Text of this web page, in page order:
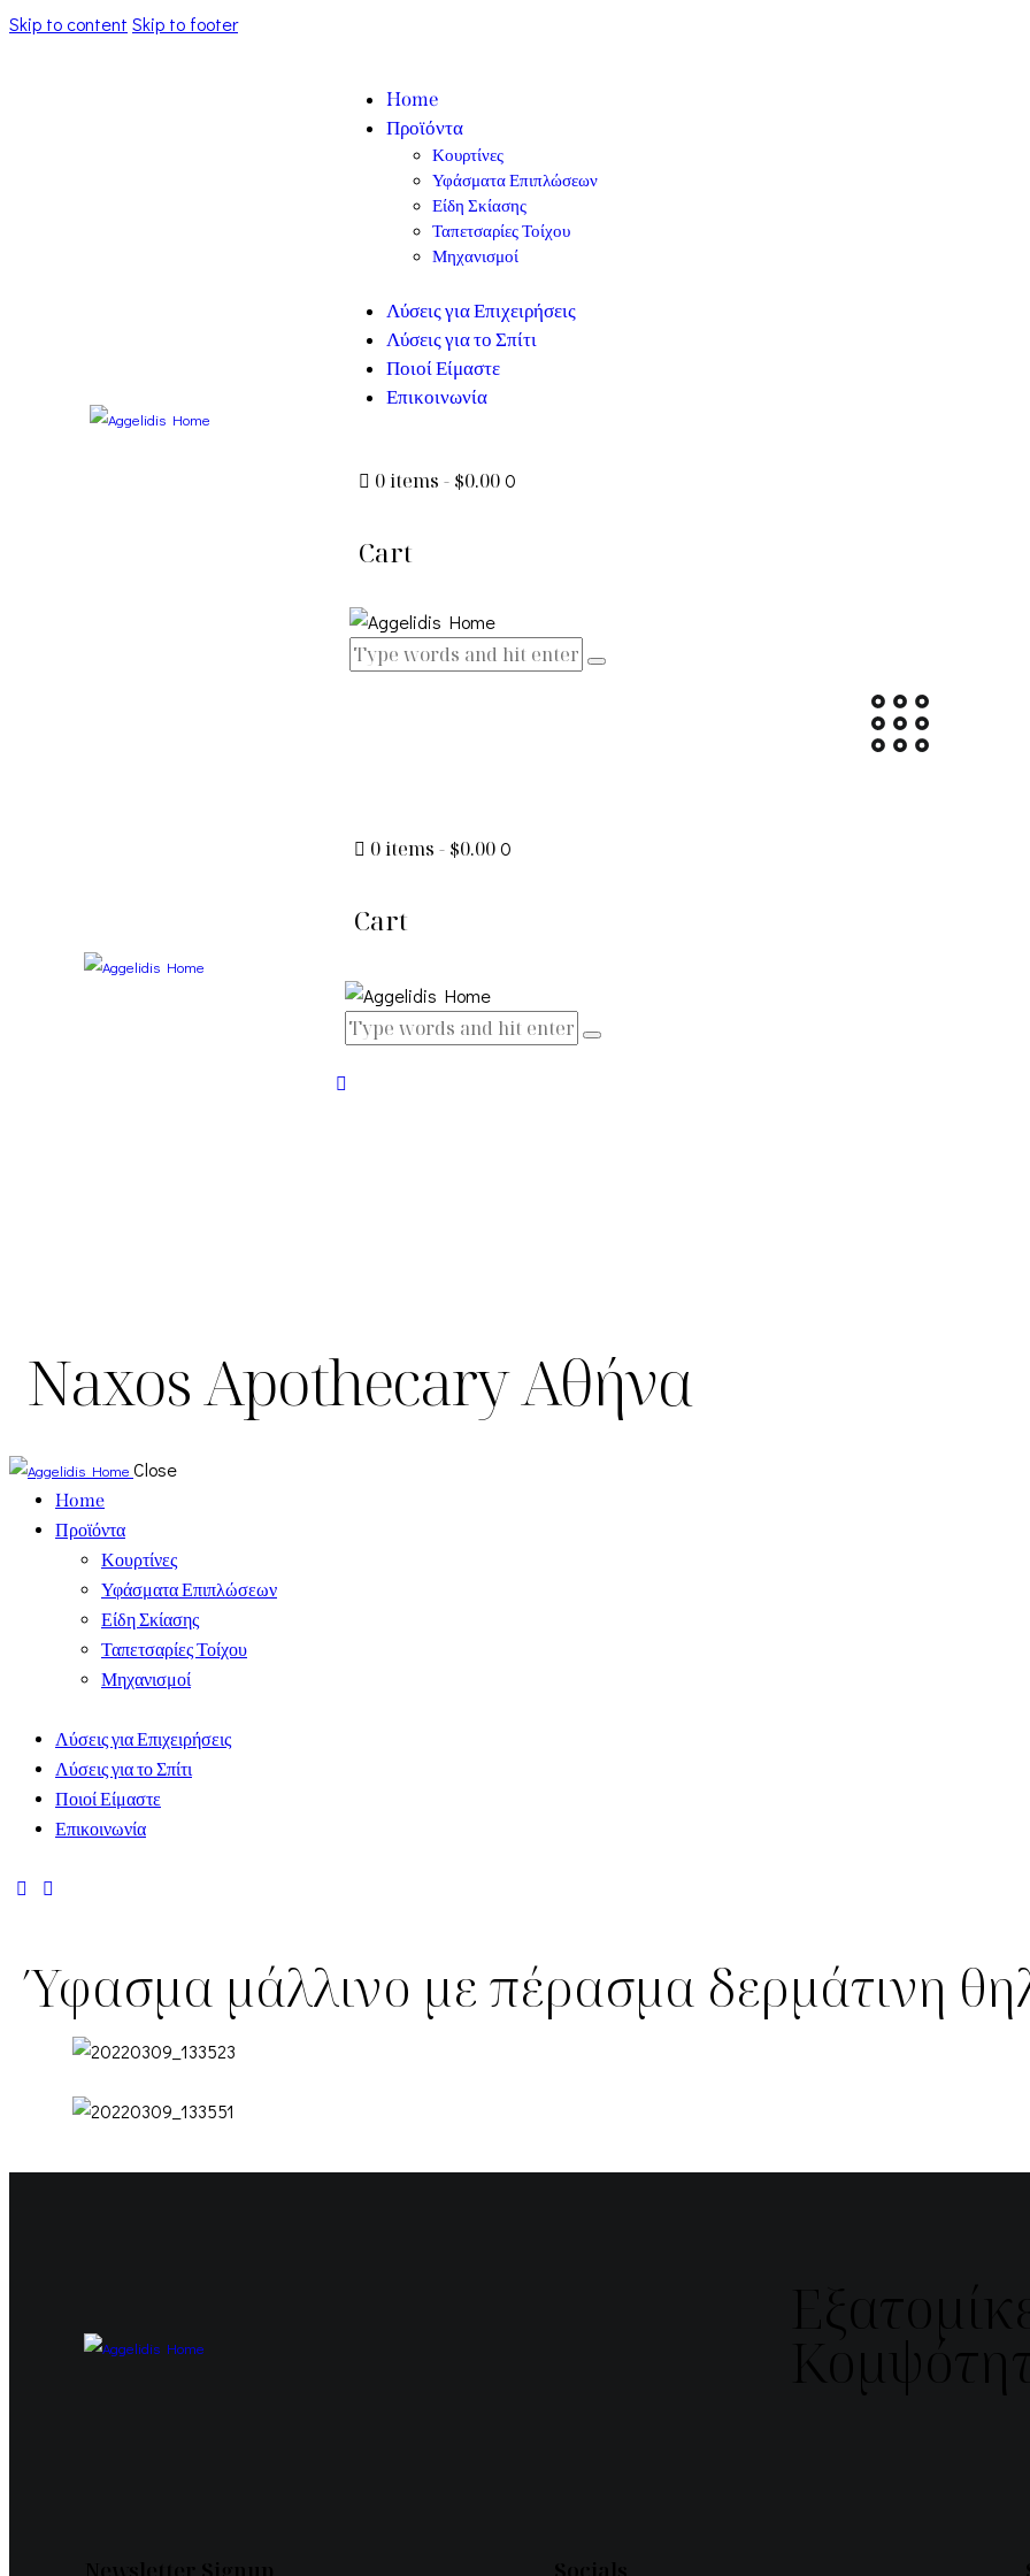
Skip to content Skip to footer
Home
Προϊόντα
Κουρτίνες
Υφάσματα Επιπλώσεων
Είδη Σκίασης
Ταπετσαρίες Τοίχου
Μηχανισμοί
Λύσεις για Επιχειρήσεις
Λύσεις για το Σπίτι
Ποιοί Είμαστε
Επικοινωνία
0 items - $0.00 0
Cart
0 items - $0.00 0
Cart
Naxos Apothecary Αθήνα
Close
Home
Προϊόντα
Κουρτίνες
Υφάσματα Επιπλώσεων
Είδη Σκίασης
Ταπετσαρίες Τοίχου
Μηχανισμοί
Λύσεις για Επιχειρήσεις
Λύσεις για το Σπίτι
Ποιοί Είμαστε
Επικοινωνία
Ύφασμα μάλλινο με πέρασμα δερμάτινη